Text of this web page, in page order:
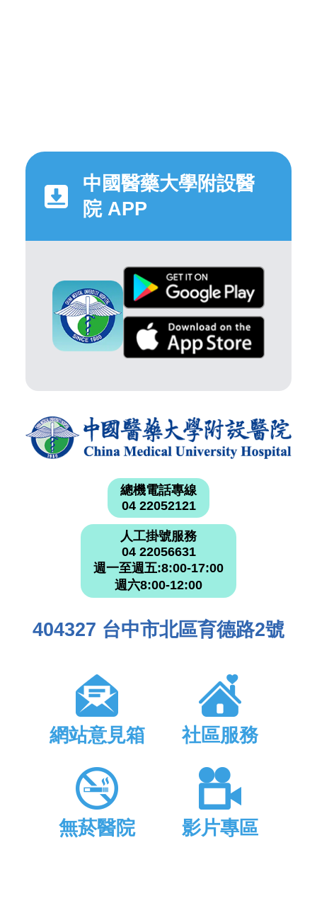
中國醫藥大學附設醫
院 APP
總機電話專線
04 22052121
人工掛號服務
04 22056631
週一至週五:8:00-17:00
週六8:00-12:00
404327 台中市北區育德路2號
網站意見箱 社區服務
無菸醫院 影片專區